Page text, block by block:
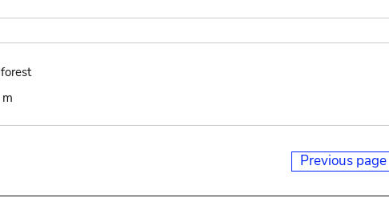
forest
m
Previous page